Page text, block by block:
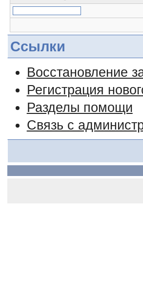
Ссылки
Восстановление
Регистрация
Разделы помощи
Связь с